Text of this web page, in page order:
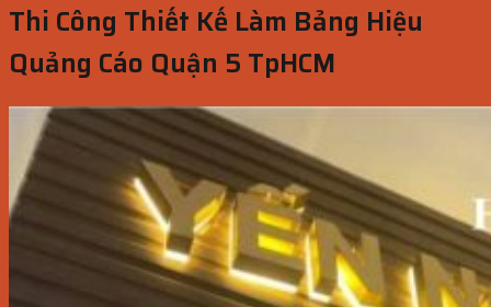
Thi Công Thiết Kế Làm Bảng Hiệu
Quảng Cáo Quận 5 TpHCM